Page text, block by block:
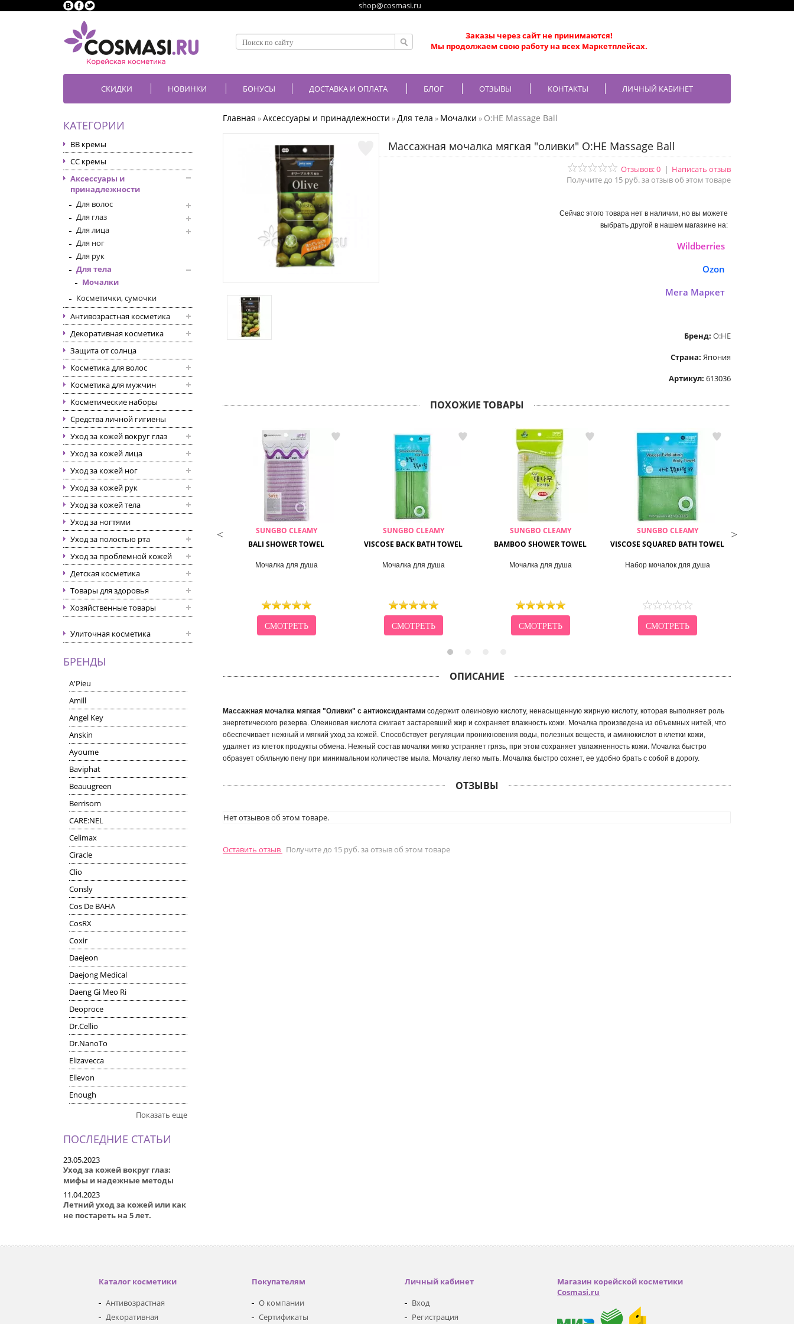
shop@cosmasi.ru
Заказы через сайт не принимаются!
Мы продолжаем свою работу на всех Маркетплейсах.
СКИДКИ НОВИНКИ БОНУСЫ ДОСТАВКА И ОПЛАТА БЛОГ ОТЗЫВЫ КОНТАКТЫ ЛИЧНЫЙ КАБИНЕТ
КАТЕГОРИИ
BB кремы
CC кремы
Аксессуары и
принадлежности
Для волос
Для глаз
Для лица
Для ног
Для рук
Для тела
Мочалки
Косметички, сумочки
Антивозрастная косметика
Декоративная косметика
Защита от солнца
Косметика для волос
Косметика для мужчин
Косметические наборы
Средства личной гигиены
Уход за кожей вокруг глаз
Уход за кожей лица
Уход за кожей ног
Уход за кожей рук
Уход за кожей тела
Уход за ногтями
Уход за полостью рта
Уход за проблемной кожей
Детская косметика
Товары для здоровья
Хозяйственные товары
Улиточная косметика
БРЕНДЫ
A'Pieu
Amill
Angel Key
Anskin
Ayoume
Baviphat
Beauugreen
Berrisom
CARE:NEL
Celimax
Ciracle
Clio
Consly
Cos De BAHA
CosRX
Coxir
Daejeon
Daejong Medical
Daeng Gi Meo Ri
Deoproce
Dr.Cellio
Dr.NanoTo
Elizavecca
Ellevon
Enough
Показать еще
ПОСЛЕДНИЕ СТАТЬИ
23.05.2023
Уход за кожей вокруг глаз:
мифы и надежные методы
11.04.2023
Летний уход за кожей или как
не постареть на 5 лет.
Главная »Аксессуары и принадлежности »Для тела » Мочалки » O:HE Massage Ball
Массажная мочалка мягкая "оливки" O:HE Massage Ball
Отзывов: 0 | Написать отзыв
Получите до 15 руб. за отзыв об этом товаре
Сейчас этого товара нет в наличии, но вы можете
выбрать другой в нашем магазине на:
Wildberries
Ozon
Мега Маркет
Бренд: O:HE
Страна: Япония
Артикул: 613036
ПОХОЖИЕ ТОВАРЫ
TOWEL CLEAN &
для душа (28х100)
SUNGBO CLEAMY
CIRCLE SHOWER TOWEL
Мочалка для душа
SUNGBO CLEAMY
BALI SHOWER TOWEL
Мочалка для душа
СМОТРЕТЬ
SUNGBO CLEAMY
VISCOSE BACK BATH TOWEL
Мочалка для душа
СМОТРЕТЬ
SUNGBO CLEAMY
BAMBOO SHOWER TOWEL
Мочалка для душа
СМОТРЕТЬ
SUNGBO CLEAMY
VISCOSE SQUARED BATH TOWEL
Набор мочалок для душа
СМОТРЕТЬ
ОПИСАНИЕ
Массажная мочалка мягкая "Оливки" с антиоксидантами содержит олеиновую кислоту, ненасыщенную жирную кислоту, которая выполняет роль
энергетического резерва. Олеиновая кислота сжигает застаревший жир и сохраняет влажность кожи. Мочалка произведена из объемных нитей, что
обеспечивает нежный и мягкий уход за кожей. Способствует регуляции проникновения воды, полезных веществ, и аминокислот в клетки кожи,
удаляет из клеток продукты обмена. Нежный состав мочалки мягко устраняет грязь, при этом сохраняет увлажненность кожи. Мочалка быстро
образует обильную пену при минимальном количестве мыла. Мочалку легко мыть. Мочалка быстро сохнет, ее удобно брать с собой в дорогу.
ОТЗЫВЫ
Нет отзывов об этом товаре.
Оставить отзыв Получите до 15 руб. за отзыв об этом товаре
Каталог косметики
Антивозрастная
Декоративная
Покупателям
О компании
Сертификаты
Личный кабинет
Вход
Регистрация
Магазин корейской косметики
Cosmasi.ru